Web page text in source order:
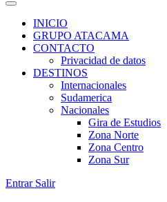
INICIO
GRUPO ATACAMA
CONTACTO
Privacidad de datos
DESTINOS
Internacionales
Sudamerica
Nacionales
Gira de Estudios
Zona Norte
Zona Centro
Zona Sur
Entrar Salir